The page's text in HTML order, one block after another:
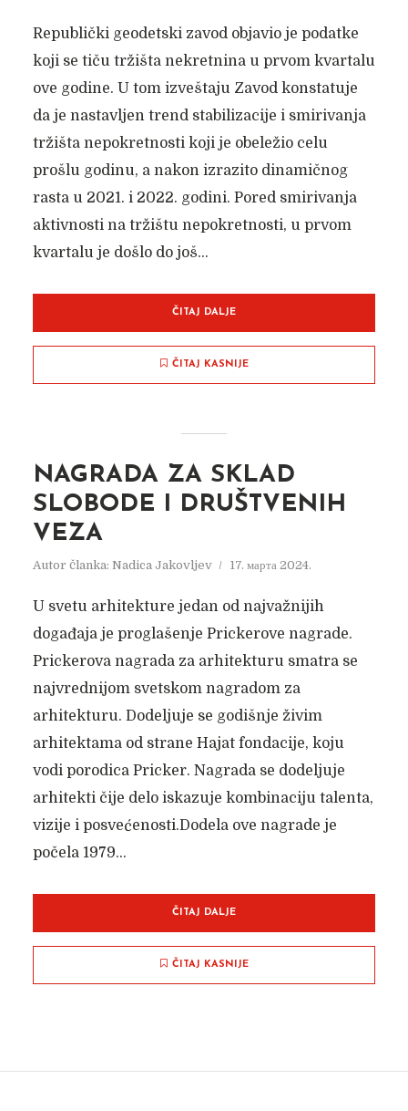
Republički geodetski zavod objavio je podatke
koji se tiču tržišta nekretnina u prvom kvartalu
ove godine. U tom izveštaju Zavod konstatuje
da je nastavljen trend stabilizacije i smirivanja
tržišta nepokretnosti koji je obeležio celu
prošlu godinu, a nakon izrazito dinamičnog
rasta u 2021. i 2022. godini. Pored smirivanja
aktivnosti na tržištu nepokretnosti, u prvom
kvartalu je došlo do još...
ČITAJ DALJE
ČITAJ KASNIJE
NAGRADA ZA SKLAD
SLOBODE I DRUŠTVENIH
VEZA
Autor članka: Nadica Jakovljev 17. марта 2024.
U svetu arhitekture jedan od najvažnijih
događaja je proglašenje Prickerove nagrade.
Prickerova nagrada za arhitekturu smatra se
najvrednijom svetskom nagradom za
arhitekturu. Dodeljuje se godišnje živim
arhitektama od strane Hajat fondacije, koju
vodi porodica Pricker. Nagrada se dodeljuje
arhitekti čije delo iskazuje kombinaciju talenta,
vizije i posvećenosti.Dodela ove nagrade je
počela 1979...
ČITAJ DALJE
ČITAJ KASNIJE